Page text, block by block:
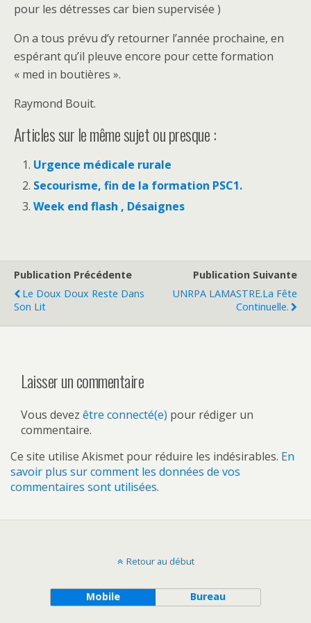
pour les détresses car bien supervisée )
On a tous prévu d’y retourner l’année prochaine, en
espérant qu’il pleuve encore pour cette formation
« med in boutières ».
Raymond Bouit.
Articles sur le même sujet ou presque :
Urgence médicale rurale
Secourisme, fin de la formation PSC1.
Week end flash , Désaignes
Publication Précédente
Le Doux Doux Reste Dans
Son Lit
Publication Suivante
UNRPA LAMASTRE.La Fête
Continuelle.
Laisser un commentaire
Vous devez être connecté(e) pour rédiger un
commentaire.
Ce site utilise Akismet pour réduire les indésirables. En
savoir plus sur comment les données de vos
commentaires sont utilisées.
Retour au début
Mobile Bureau